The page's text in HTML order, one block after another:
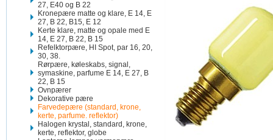
27, E40 og B 22
Kronepære matte og klare, E 14, E
27, B 22, B15, E 12
Kerte klare, matte og opale med E
14, E 27, B 22, B 15
Refelktorpære, HI Spot, par 16, 20,
30, 38.
Rørpære, køleskabs, signal,
symaskine, parfume E 14, E 27, B
22, B 15
Ovnpærer
Dekorative pære
Farvedepære (standard, krone,
kerte, parfume. reflektor)
Halogen krystal, standard, krone,
kerte, reflektor, globe